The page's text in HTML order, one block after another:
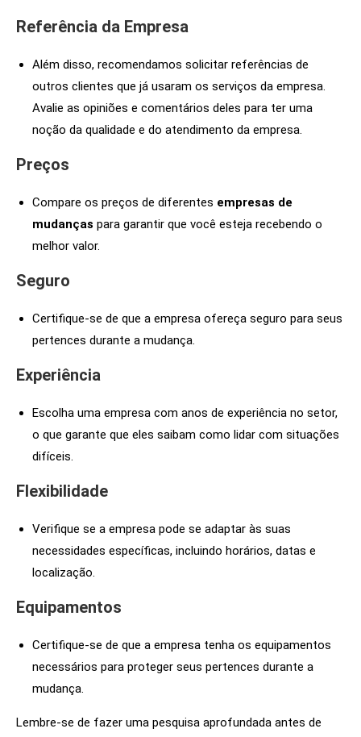
Referência da Empresa
Além disso, recomendamos solicitar referências de
outros clientes que já usaram os serviços da empresa.
Avalie as opiniões e comentários deles para ter uma
noção da qualidade e do atendimento da empresa.
Preços
Compare os preços de diferentes empresas de
mudanças para garantir que você esteja recebendo o
melhor valor.
Seguro
Certifique-se de que a empresa ofereça seguro para seus
pertences durante a mudança.
Experiência
Escolha uma empresa com anos de experiência no setor,
o que garante que eles saibam como lidar com situações
difíceis.
Flexibilidade
Verifique se a empresa pode se adaptar às suas
necessidades específicas, incluindo horários, datas e
localização.
Equipamentos
Certifique-se de que a empresa tenha os equipamentos
necessários para proteger seus pertences durante a
mudança.
Lembre-se de fazer uma pesquisa aprofundada antes de